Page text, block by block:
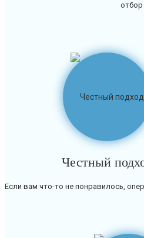
отбор
Честный
Если вам что-то не понравилось,